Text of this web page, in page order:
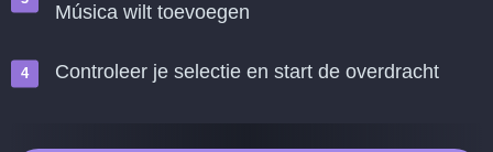
Música wilt toevoegen
Controleer je selectie en start de overdracht